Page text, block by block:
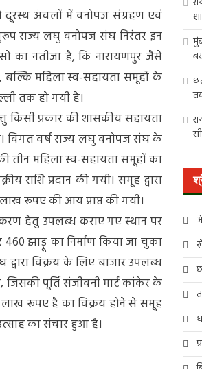
दूरस्थ अंचलों में वनोपज संग्रहण एवं
राज्य लघु वनोपज संघ निरंतर इन
का नतीजा है, कि नारायणपुर जैसे
महिला स्व-सहायता समूहों के
तक हो गयी है।
किसी प्रकार की शासकीय सहायता
विगत वर्ष राज्य लघु वनोपज संघ के
तीन महिला स्व-सहायता समूहों का
प्रदान की गयी। समूह द्वारा
रूपए की आय प्राप्त की गयी।
हेतु उपलब्ध कराए गए स्थान पर
झाड़ू का निर्माण किया जा चुका
द्वारा विक्रय के लिए बाजार उपलब्ध
पूर्ति संजीवनी मार्ट कांकेर के
लाख रूपए है का विक्रय होने से समूह
का संचार हुआ है।